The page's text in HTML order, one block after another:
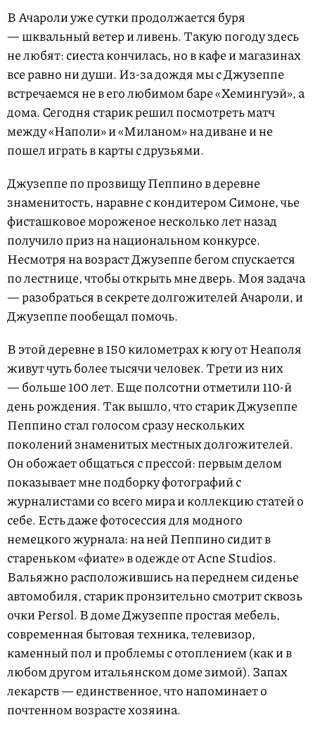
В Ачароли уже сутки продолжается буря
— шквальный ветер и ливень. Такую погоду здесь
не любят: сиеста кончилась, но в кафе и магазинах
все равно ни души. Из-за дождя мы с Джузеппе
встречаемся не в его любимом баре «Хемингуэй», а
дома. Сегодня старик решил посмотреть матч
между «Наполи» и «Миланом» на диване и не
пошел играть в карты с друзьями.
Джузеппе по прозвищу Пеппино в деревне
знаменитость, наравне с кондитером Симоне, чье
фисташковое мороженое несколько лет назад
получило приз на национальном конкурсе.
Несмотря на возраст Джузеппе бегом спускается
по лестнице, чтобы открыть мне дверь. Моя задача
— разобраться в секрете долгожителей Ачароли, и
Джузеппе пообещал помочь.
В этой деревне в 150 километрах к югу от Неаполя
живут чуть более тысячи человек. Трети из них
— больше 100 лет. Еще полсотни отметили 110-й
день рождения. Так вышло, что старик Джузеппе
Пеппино стал голосом сразу нескольких
поколений знаменитых местных долгожителей.
Он обожает общаться с прессой: первым делом
показывает мне подборку фотографий с
журналистами со всего мира и коллекцию статей о
себе. Есть даже фотосессия для модного
немецкого журнала: на ней Пеппино сидит в
стареньком «фиате» в одежде от Acne Studios.
Вальяжно расположившись на переднем сиденье
автомобиля, старик пронзительно смотрит сквозь
очки Persol. В доме Джузеппе простая мебель,
современная бытовая техника, телевизор,
каменный пол и проблемы с отоплением (как и в
любом другом итальянском доме зимой). Запах
лекарств — единственное, что напоминает о
почтенном возрасте хозяина.